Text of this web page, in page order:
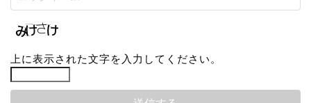
上に表示された文字を入力してください。